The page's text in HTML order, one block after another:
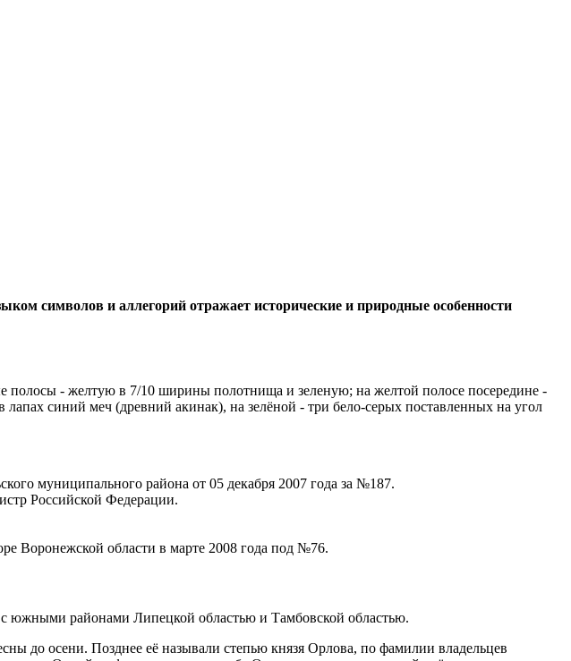
символов и аллегорий отражает исторические и природные особенности
полосы - желтую в 7/10 ширины полотнища и зеленую; на желтой полосе посередине -
синий меч (древний акинак), на зелёной - три бело-серых поставленных на угол
муниципального района от 05 декабря 2007 года за №187.
Российской Федерации.
Воронежской области в марте 2008 года под №76.
южными районами Липецкой областью и Тамбовской областью.
до осени. Позднее её называли степью князя Орлова, по фамилии владельцев